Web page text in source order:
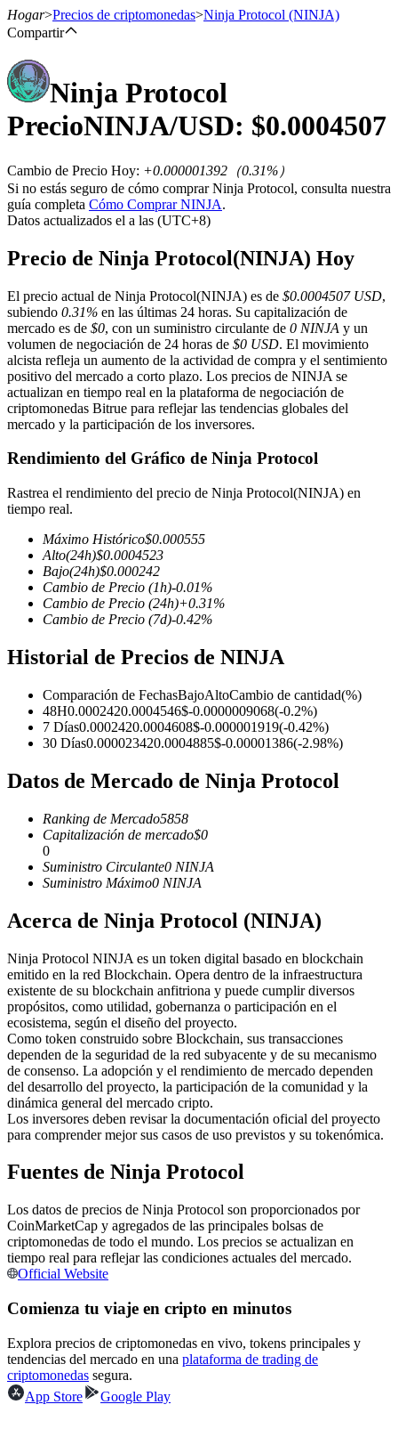
Futuros
Futuros del USDT
Futuros que utilizan USDT como garantía
Futuros de criptomonedas
TradFi
Derivados de acciones, divisas, metales preciosos y materias
primas
Futuros que utilizan USDC como garantía
Copiar Trading
Únete a los mejores traders
Conviértete en un Trader de Copia
Disfruta del reparto de beneficios y comisiones de copy trading
Hogar>Precios de criptomonedas>Ninja Protocol (NINJA)
Compartir
Ninja Protocol
PrecioNINJA/USD: $0.0004507
Cambio de Precio Hoy: +0.000001392 （0.31%）
Si no estás seguro de cómo comprar Ninja Protocol, consulta nuestra
guía completa Cómo Comprar NINJA.
Datos actualizados el a las (UTC+8)
Precio de Ninja Protocol(NINJA) Hoy
El precio actual de Ninja Protocol(NINJA) es de $0.0004507 USD,
subiendo 0.31% en las últimas 24 horas. Su capitalización de
mercado es de $0, con un suministro circulante de 0 NINJA y un
volumen de negociación de 24 horas de $0 USD. El movimiento
alcista refleja un aumento de la actividad de compra y el sentimiento
positivo del mercado a corto plazo. Los precios de NINJA se
actualizan en tiempo real en la plataforma de negociación de
criptomonedas Bitrue para reflejar las tendencias globales del
mercado y la participación de los inversores.
Rendimiento del Gráfico de Ninja Protocol
Rastrea el rendimiento del precio de Ninja Protocol(NINJA) en
tiempo real.
Máximo Histórico$0.000555
Alto(24h)$0.0004523
Bajo(24h)$0.000242
Cambio de Precio (1h)-0.01%
Cambio de Precio (24h)+0.31%
Cambio de Precio (7d)-0.42%
Historial de Precios de NINJA
Comparación de FechasBajoAltoCambio de cantidad(%)
48H0.0002420.0004546$-0.0000009068(-0.2%)
7 Días0.0002420.0004608$-0.000001919(-0.42%)
30 Días0.000023420.0004885$-0.00001386(-2.98%)
Datos de Mercado de Ninja Protocol
Ranking de Mercado5858
Capitalización de mercado$0
0
Suministro Circulante0 NINJA
Suministro Máximo0 NINJA
Acerca de Ninja Protocol (NINJA)
Ninja Protocol NINJA es un token digital basado en blockchain
emitido en la red Blockchain. Opera dentro de la infraestructura
existente de su blockchain anfitriona y puede cumplir diversos
propósitos, como utilidad, gobernanza o participación en el
ecosistema, según el diseño del proyecto.
Como token construido sobre Blockchain, sus transacciones
dependen de la seguridad de la red subyacente y de su mecanismo
de consenso. La adopción y el rendimiento de mercado dependen
del desarrollo del proyecto, la participación de la comunidad y la
dinámica general del mercado cripto.
Los inversores deben revisar la documentación oficial del proyecto
para comprender mejor sus casos de uso previstos y su tokenómica.
Fuentes de Ninja Protocol
Los datos de precios de Ninja Protocol son proporcionados por
CoinMarketCap y agregados de las principales bolsas de
criptomonedas de todo el mundo. Los precios se actualizan en
tiempo real para reflejar las condiciones actuales del mercado.
Official Website
Comienza tu viaje en cripto en minutos
Explora precios de criptomonedas en vivo, tokens principales y
tendencias del mercado en una plataforma de trading de
criptomonedas segura.
App Store
Google Play